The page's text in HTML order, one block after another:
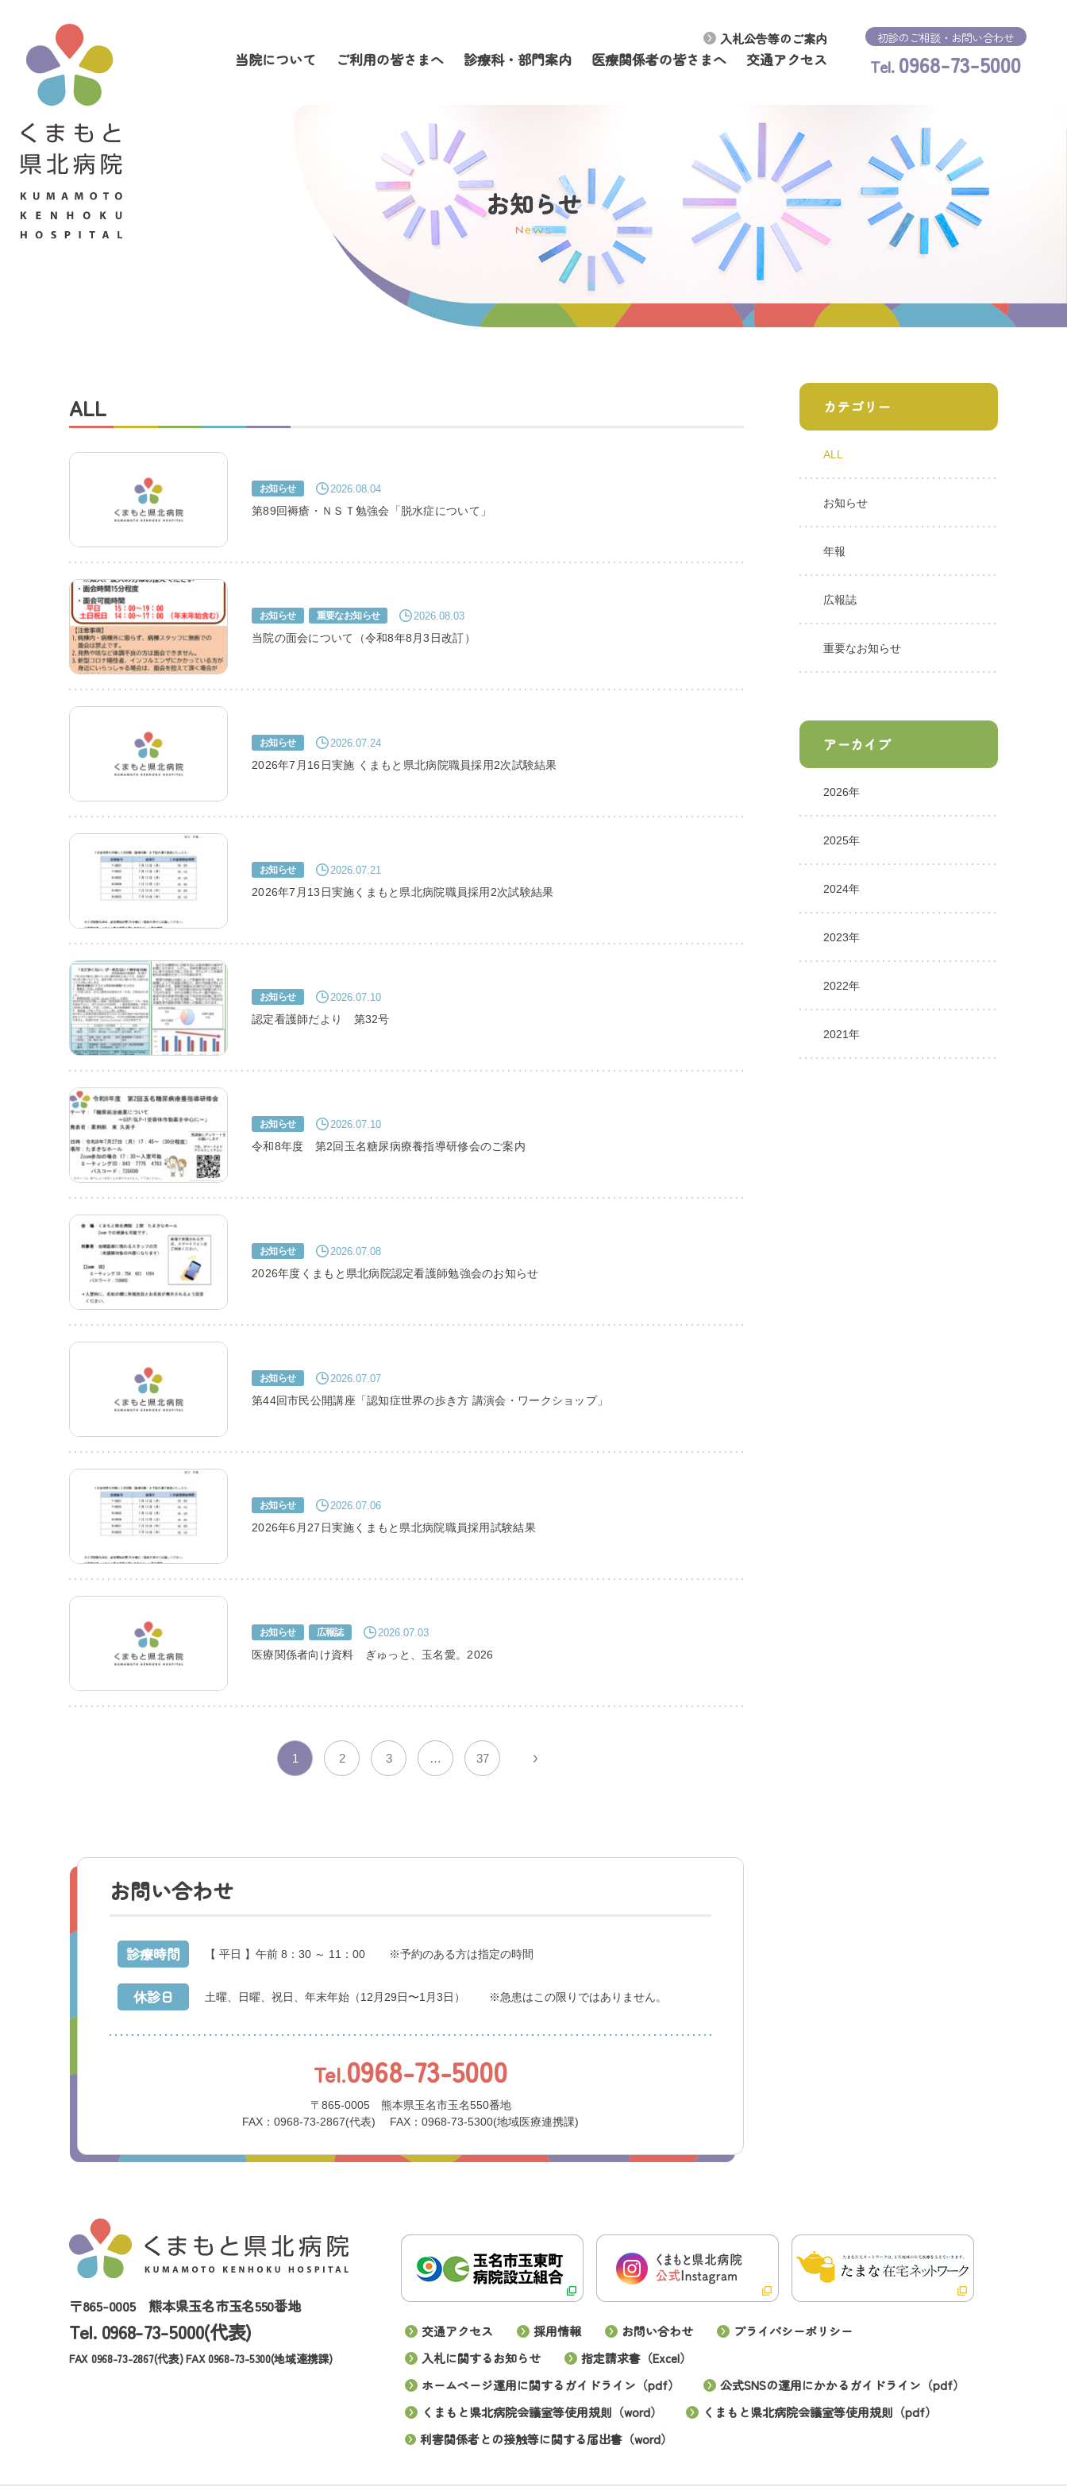
入札公告等のご案内
当院について ご利用の皆さまへ 診療科・部門案内 医療関係者の皆さまへ 交通アクセス
初診のご相談・お問い合わせ
Tel. 0968-73-5000
お知らせ
News
ALL
お知らせ 2026.08.04
第89回褥瘡・ＮＳＴ勉強会「脱水症について」
お知らせ 重要なお知らせ 2026.08.03
当院の面会について（令和8年8月3日改訂）
お知らせ 2026.07.24
2026年7月16日実施 くまもと県北病院職員採用2次試験結果
お知らせ 2026.07.21
2026年7月13日実施くまもと県北病院職員採用2次試験結果
お知らせ 2026.07.10
認定看護師だより 第32号
お知らせ 2026.07.10
令和8年度 第2回玉名糖尿病療養指導研修会のご案内
お知らせ 2026.07.08
2026年度くまもと県北病院認定看護師勉強会のお知らせ
お知らせ 2026.07.07
第44回市民公開講座「認知症世界の歩き方 講演会・ワークショップ」
お知らせ 2026.07.06
2026年6月27日実施くまもと県北病院職員採用試験結果
お知らせ 広報誌 2026.07.03
医療関係者向け資料 ぎゅっと、玉名愛。2026
1 2 3 … 37
お問い合わせ
診療時間 【 平日 】午前 8：30 ～ 11：00 ※予約のある方は指定の時間
休診日 土曜、日曜、祝日、年末年始 （12月29日〜1月3日） ※急患はこの限りではありません。
Tel.0968-73-5000
〒865-0005 熊本県玉名市玉名550番地
FAX：0968-73-2867(代表)
FAX：0968-73-5300(地域医療連携課)
カテゴリー
ALL
お知らせ
年報
広報誌
重要なお知らせ
アーカイブ
2026年
2025年
2024年
2023年
2022年
2021年
〒865-0005 熊本県玉名市玉名550番地
Tel. 0968-73-5000(代表)
FAX 0968-73-2867(代表)FAX 0968-73-5300(地域連携課)
交通アクセス 採用情報 お問い合わせ
プライバシーポリシー
入札に関するお知らせ
指定請求書（Excel）
ホームページ運用に関するガイドライン（pdf）
公式SNSの運用にかかるガイドライン（pdf）
くまもと県北病院会議室等使用規則（word）
くまもと県北病院会議室等使用規則（pdf）
利害関係者との接触等に関する届出書（word）
当院について
ご利用の皆さまへ
Tel.
くまもと県北病院会議室等使用規則（word） くまもと県北病院会議室等使用規則（pdf）